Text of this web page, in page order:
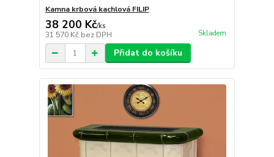
Kamna krbová kachlová FILIP
38 200 Kč/ks
31 570 Kč bez DPH Skladem
Přidat do košíku